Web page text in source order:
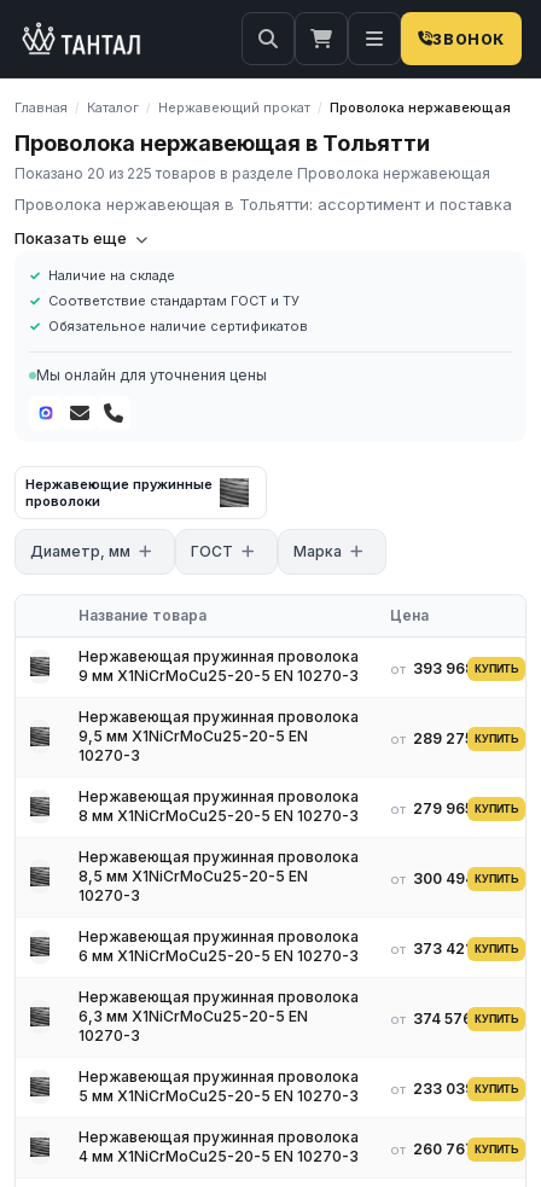
ЗВОНОК
Главная / Каталог / Нержавеющий прокат / Проволока нержавеющая
Проволока нержавеющая в Тольятти
Показано 20 из 225 товаров в разделе Проволока нержавеющая
Проволока нержавеющая в Тольятти: ассортимент и поставка
Нержавеющий проволоки
проката сечения малого диаметра ( от 0.2 до 7.5 мм). Продукт
технологии холодного волочения и горячей протяжки, после
нитьКак правило, для заготовок используют стали марки:
20Х13, 40Х13, 20Х13, 12Х13, 17Х18Н9, 12Х18Н9 и другие.
оборудования до высокоточных хирургических инструментов, а
также в пищевой промышленности за счёт гигиенических
качеств.
Производство
В производственных процессах задействованы 4 типа шнура -
использование неподходящей нержавеющей проволоки
скажется на вашей работе не лучшим образом . Это также и
Так, окисленный шнур может быть применен вами в
Плюсы не подающейся коррозии проволоки:
Показать еще
Наличие на складе
Соответствие стандартам ГОСТ и ТУ
Обязательное наличие сертификатов
Мы онлайн для уточнения цены
Нержавеющие пружинные
проволоки
Диаметр, мм ГОСТ Марка
Название товара Цена
Нержавеющая пружинная проволока
9 мм X1NiCrMoCu25-20-5 EN 10270-3
от 393 968 ₽КУПИТЬ
Нержавеющая пружинная проволока
9,5 мм X1NiCrMoCu25-20-5 EN
10270-3
от 289 275 ₽КУПИТЬ
Нержавеющая пружинная проволока
8 мм X1NiCrMoCu25-20-5 EN 10270-3
от 279 965 ₽КУПИТЬ
Нержавеющая пружинная проволока
8,5 мм X1NiCrMoCu25-20-5 EN
10270-3
от 300 494 ₽КУПИТЬ
Нержавеющая пружинная проволока
6 мм X1NiCrMoCu25-20-5 EN 10270-3
от 373 421 ₽КУПИТЬ
Нержавеющая пружинная проволока
6,3 мм X1NiCrMoCu25-20-5 EN
10270-3
от 374 576 ₽КУПИТЬ
Нержавеющая пружинная проволока
5 мм X1NiCrMoCu25-20-5 EN 10270-3
от 233 039 ₽КУПИТЬ
Нержавеющая пружинная проволока
4 мм X1NiCrMoCu25-20-5 EN 10270-3
от 260 767 ₽КУПИТЬ